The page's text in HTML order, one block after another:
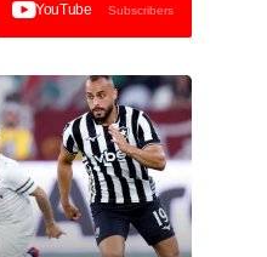
YouTube Subscribers